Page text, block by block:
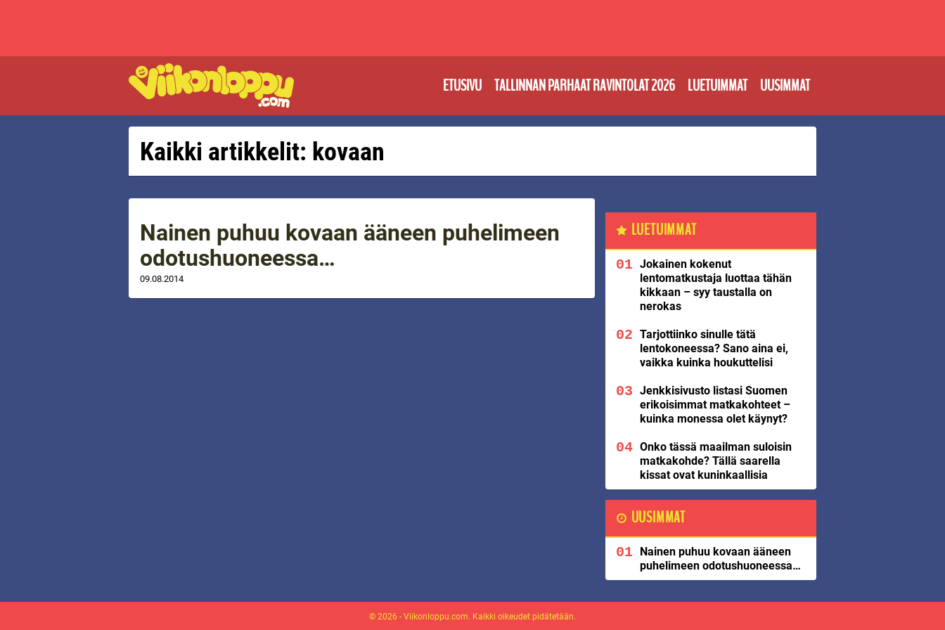
ETUSIVU TALLINNAN PARHAAT RAVINTOLAT 2026 LUETUIMMAT UUSIMMAT
Kaikki artikkelit: kovaan
Nainen puhuu kovaan ääneen puhelimeen
odotushuoneessa…
09.08.2014
LUETUIMMAT
Jokainen kokenut
lentomatkustaja luottaa tähän
kikkaan – syy taustalla on
nerokas
Tarjottiinko sinulle tätä
lentokoneessa? Sano aina ei,
vaikka kuinka houkuttelisi
Jenkkisivusto listasi Suomen
erikoisimmat matkakohteet –
kuinka monessa olet käynyt?
Onko tässä maailman suloisin
matkakohde? Tällä saarella
kissat ovat kuninkaallisia
UUSIMMAT
Nainen puhuu kovaan ääneen
puhelimeen odotushuoneessa…
© 2026 - Viikonloppu.com. Kaikki oikeudet pidätetään.